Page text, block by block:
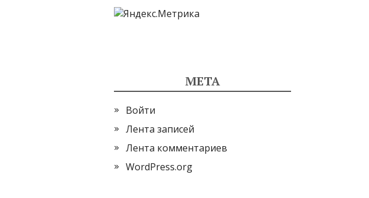
МЕТА
Войти
Лента записей
Лента комментариев
WordPress.org